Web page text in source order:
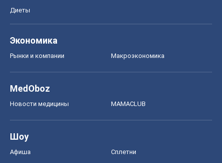
Диеты
Экономика
Рынки и компании Mакроэкономика
MedOboz
Новости медицины MAMACLUB
Шоу
Афиша Сплетни